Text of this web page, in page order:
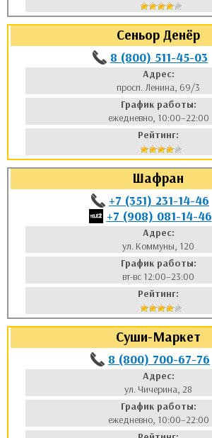
Сеньор Денёр
8 (800) 511-45-03
Адрес:
просп. Ленина, 69/3
График работы:
ежедневно, 10:00–22:00
Рейтинг:
Шафран
+7 (351) 231-14-46
+7 (908) 081-14-46
Адрес:
ул. Коммуны, 120
График работы:
вт-вс 12:00–23:00
Рейтинг:
Суши-Маркет
8 (800) 700-67-76
Адрес:
ул. Чичерина, 28
График работы:
ежедневно, 10:00–22:00